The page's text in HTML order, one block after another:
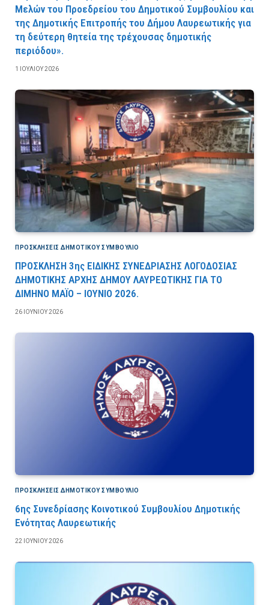
Μελών του Προεδρείου του Δημοτικού Συμβουλίου και
της Δημοτικής Επιτροπής του Δήμου Λαυρεωτικής για
τη δεύτερη θητεία της τρέχουσας δημοτικής
περιόδου».
1 ΙΟΥΛΊΟΥ 2026
ΠΡΟΣΚΛΉΣΕΙΣ ΔΗΜΟΤΙΚΟΎ ΣΥΜΒΟΎΛΙΟ
ΠΡΟΣΚΛΗΣΗ 3ης ΕΙΔΙΚΗΣ ΣΥΝΕΔΡΙΑΣΗΣ ΛΟΓΟΔΟΣΙΑΣ
ΔΗΜΟΤΙΚΗΣ ΑΡΧΗΣ ΔΗΜΟΥ ΛΑΥΡΕΩΤΙΚΗΣ ΓΙΑ ΤΟ
ΔΙΜΗΝΟ ΜΑΪΟ – ΙΟΥΝΙΟ 2026.
26 ΙΟΥΝΊΟΥ 2026
ΠΡΟΣΚΛΉΣΕΙΣ ΔΗΜΟΤΙΚΟΎ ΣΥΜΒΟΎΛΙΟ
6ης Συνεδρίασης Κοινοτικού Συμβουλίου Δημοτικής
Ενότητας Λαυρεωτικής
22 ΙΟΥΝΊΟΥ 2026